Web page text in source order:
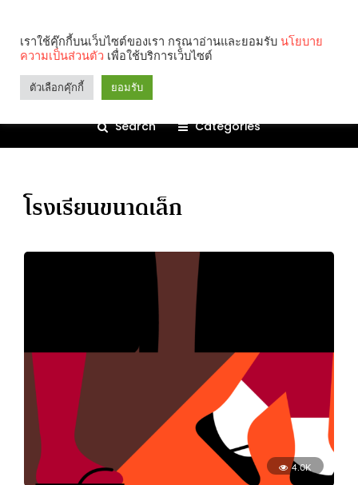
Search Categories
โรงเรียนขนาดเล็ก
4.0K
เราใช้คุ๊กกี้บนเว็บไซต์ของเรา กรุณาอ่านและยอมรับ นโยบาย
ความเป็นส่วนตัว เพื่อใช้บริการเว็บไซต์
ตัวเลือกคุ๊กกี้ ยอมรับ